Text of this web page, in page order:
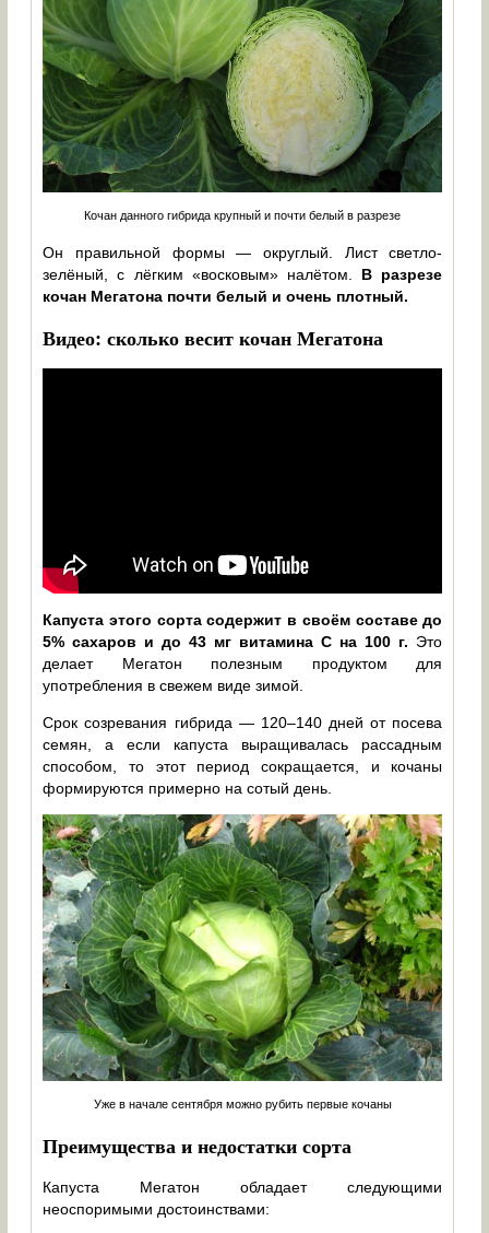
Кочан данного гибрида крупный и почти белый в разрезе
Он правильной формы — округлый. Лист светло-
зелёный, с лёгким «восковым» налётом. В разрезе
кочан Мегатона почти белый и очень плотный.
Видео: сколько весит кочан Мегатона
Капуста этого сорта содержит в своём составе до
5% сахаров и до 43 мг витамина С на 100 г. Это
делает Мегатон полезным продуктом для
употребления в свежем виде зимой.
Срок созревания гибрида — 120–140 дней от посева
семян, а если капуста выращивалась рассадным
способом, то этот период сокращается, и кочаны
формируются примерно на сотый день.
Уже в начале сентября можно рубить первые кочаны
Преимущества и недостатки сорта
Капуста Мегатон обладает следующими
неоспоримыми достоинствами: